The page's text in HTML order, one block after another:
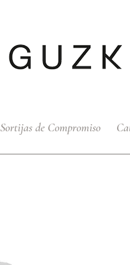
Sortijas de Compromiso